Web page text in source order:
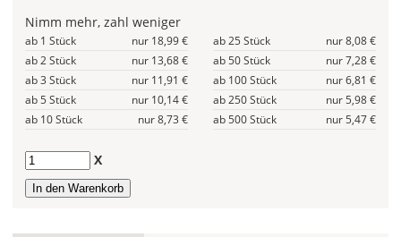
ein
mehrfarbiges
Design
einfarbig.
Hier
legst
die
Farbe
Deines
Nimm mehr, zahl weniger
ab 1 Stück
nur 18,99 €
ab 2 Stück
nur 13,68 €
ab 3 Stück
nur 11,91 €
ab 5 Stück
nur 10,14 €
ab 10 Stück
nur 8,73 €
ab 25 Stück
nur 8,08 €
ab 50 Stück
nur 7,28 €
ab 100 Stück
nur 6,81 €
ab 250 Stück
nur 5,98 €
ab 500 Stück
nur 5,47 €
Anzahl X